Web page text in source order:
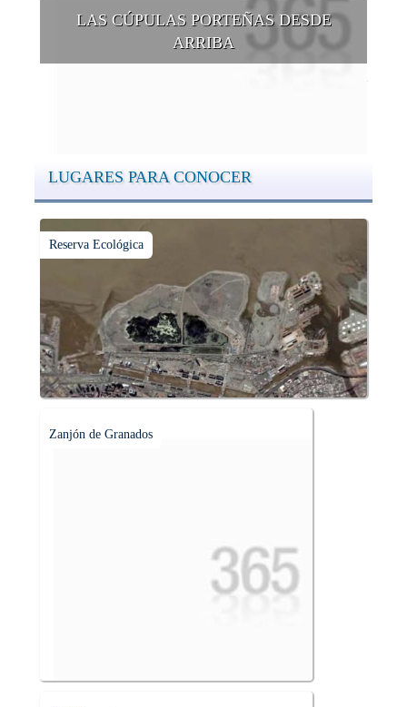
LAS CÚPULAS PORTEÑAS DESDE
ARRIBA
LUGARES PARA CONOCER
Reserva Ecológica
Zanjón de Granados